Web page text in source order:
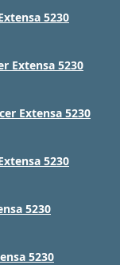
5230
Extensa 5230
Extensa 5230
5230
5230
5230